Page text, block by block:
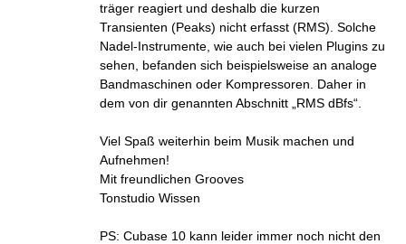
träger reagiert und deshalb die kurzen
Transienten (Peaks) nicht erfasst (RMS). Solche
Nadel-Instrumente, wie auch bei vielen Plugins zu
sehen, befanden sich beispielsweise an analoge
Bandmaschinen oder Kompressoren. Daher in
dem von dir genannten Abschnitt „RMS dBfs“.
Viel Spaß weiterhin beim Musik machen und
Aufnehmen!
Mit freundlichen Grooves
Tonstudio Wissen
PS: Cubase 10 kann leider immer noch nicht den